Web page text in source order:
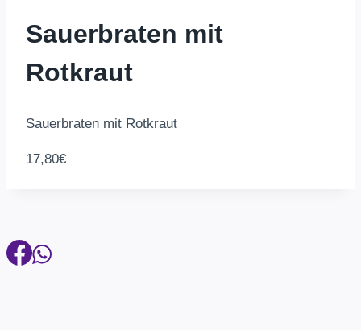
Sauerbraten mit
Rotkraut
Sauerbraten mit Rotkraut
17,80€